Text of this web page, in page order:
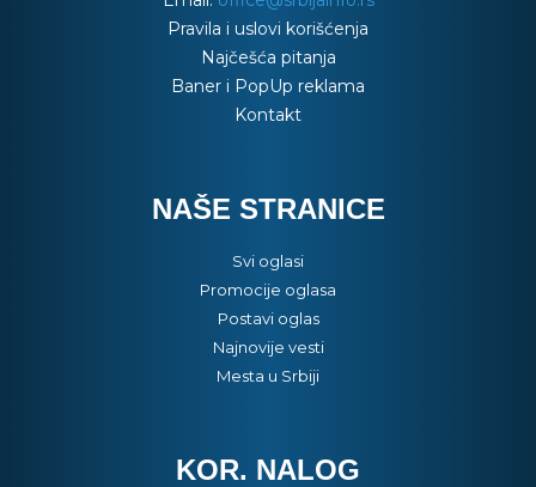
Pravila i uslovi korišćenja
Najčešća pitanja
Baner i PopUp reklama
Kontakt
NAŠE STRANICE
Svi oglasi
Promocije oglasa
Postavi oglas
Najnovije vesti
Mesta u Srbiji
KOR. NALOG